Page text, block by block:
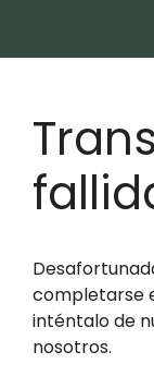
completarse
inténtalo de
nosotros.